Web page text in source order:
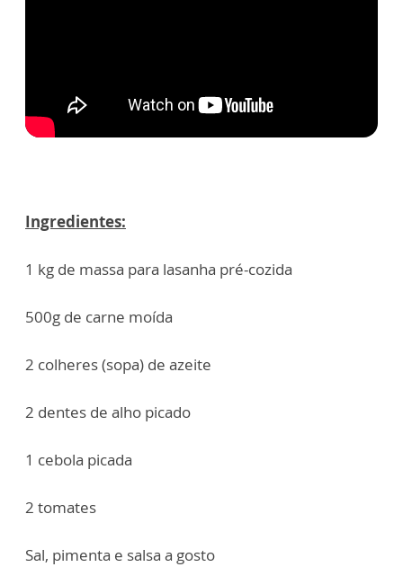
Ingredientes:
1 kg de massa para lasanha pré-cozida
500g de carne moída
2 colheres (sopa) de azeite
2 dentes de alho picado
1 cebola picada
2 tomates
Sal, pimenta e salsa a gosto